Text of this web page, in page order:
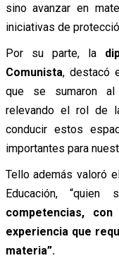
sino avanzar en
iniciativas de
Por su parte, la
Comunista, destacó
que se sumaron al
relevando el rol de
conducir estos
importantes para
Tello además valoró
Educación, “quien
competencias,
experiencia que
materia”.